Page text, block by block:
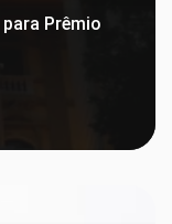
Prêmio